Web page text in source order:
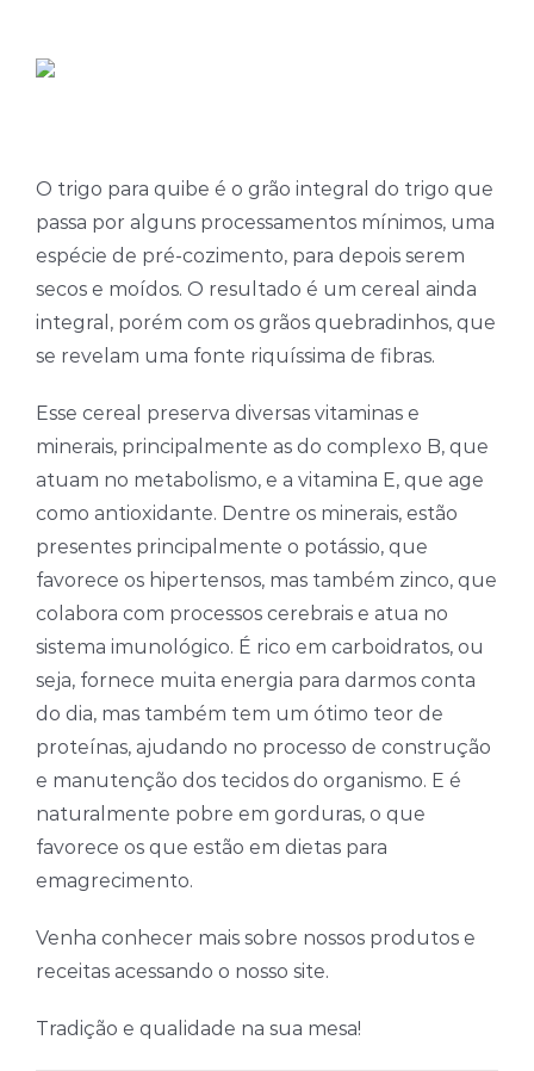
O trigo para quibe é o grão integral do trigo que
passa por alguns processamentos mínimos, uma
espécie de pré-cozimento, para depois serem
secos e moídos. O resultado é um cereal ainda
integral, porém com os grãos quebradinhos, que
se revelam uma fonte riquíssima de fibras.
Esse cereal preserva diversas vitaminas e
minerais, principalmente as do complexo B, que
atuam no metabolismo, e a vitamina E, que age
como antioxidante. Dentre os minerais, estão
presentes principalmente o potássio, que
favorece os hipertensos, mas também zinco, que
colabora com processos cerebrais e atua no
sistema imunológico. É rico em carboidratos, ou
seja, fornece muita energia para darmos conta
do dia, mas também tem um ótimo teor de
proteínas, ajudando no processo de construção
e manutenção dos tecidos do organismo. E é
naturalmente pobre em gorduras, o que
favorece os que estão em dietas para
emagrecimento.
Venha conhecer mais sobre nossos produtos e
receitas acessando o nosso site.
Tradição e qualidade na sua mesa!